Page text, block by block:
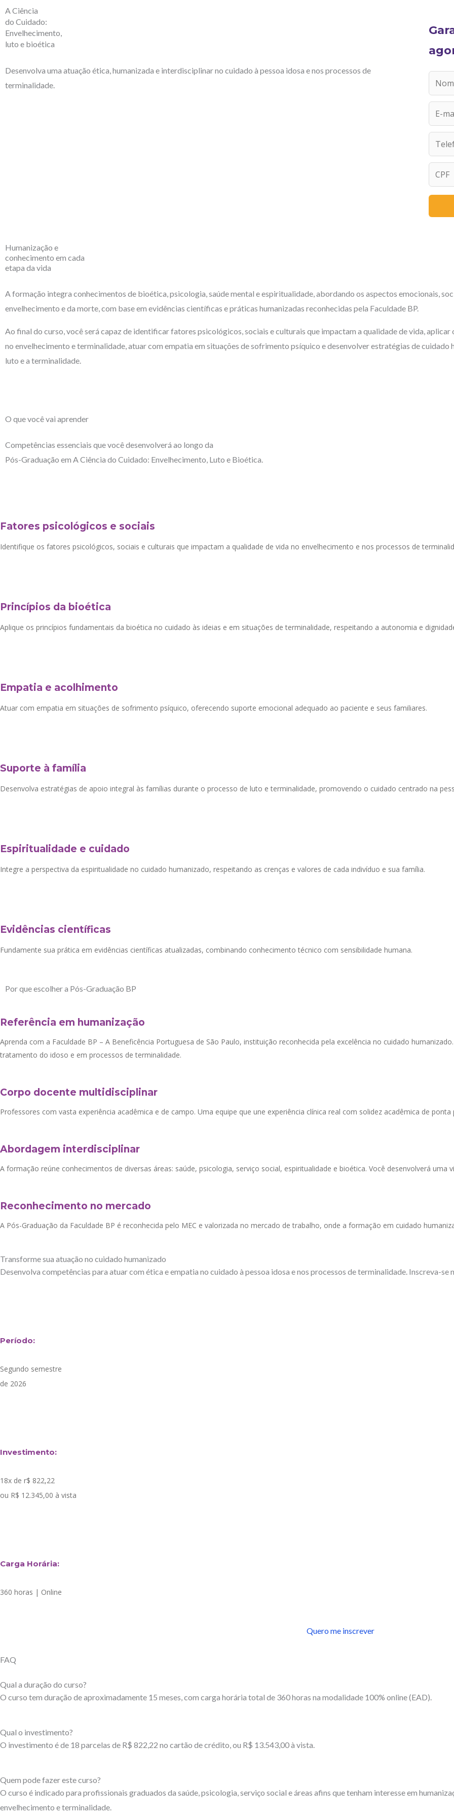
A Ciência
do Cuidado:
Envelhecimento,
luto e bioética
Desenvolva uma atuação ética, humanizada e interdisciplinar no cuidado à pessoa idosa e nos processos de
terminalidade.
Humanização e
conhecimento em cada
etapa da vida
A formação integra conhecimentos de bioética, psicologia, saúde mental e espiritualidade, abordando os aspectos emocionais,
envelhecimento e da morte, com base em evidências científicas e práticas humanizadas reconhecidas pela Faculdade BP.
Ao final do curso, você será capaz de identificar fatores psicológicos, sociais e culturais que impactam a qualidade de vida,
no envelhecimento e terminalidade, atuar com empatia em situações de sofrimento psíquico e desenvolver estratégias de cuidado
luto e a terminalidade.
O que você vai aprender
Competências essenciais que você desenvolverá ao longo da
Pós-Graduação em A Ciência do Cuidado: Envelhecimento, Luto e Bioética.
Fatores psicológicos e sociais
Identifique os fatores psicológicos, sociais e culturais que impactam a qualidade de vida no envelhecimento e nos processos de
Princípios da bioética
Aplique os princípios fundamentais da bioética no cuidado às ideias e em situações de terminalidade, respeitando a autonomia e
Empatia e acolhimento
Atuar com empatia em situações de sofrimento psíquico, oferecendo suporte emocional adequado ao paciente e seus familiares.
Suporte à família
Desenvolva estratégias de apoio integral às famílias durante o processo de luto e terminalidade, promovendo o cuidado centrado na
Espiritualidade e cuidado
Integre a perspectiva da espiritualidade no cuidado humanizado, respeitando as crenças e valores de cada indivíduo e sua família.
Evidências científicas
Fundamente sua prática em evidências científicas atualizadas, combinando conhecimento técnico com sensibilidade humana.
Por que escolher a Pós-Graduação BP
Referência em humanização
Aprenda com a Faculdade BP – A Beneficência Portuguesa de São Paulo, instituição reconhecida pela excelência no cuidado
tratamento do idoso e em processos de terminalidade.
Corpo docente multidisciplinar
Professores com vasta experiência acadêmica e de campo. Uma equipe que une experiência clínica real com solidez acadêmica de
Abordagem interdisciplinar
A formação reúne conhecimentos de diversas áreas: saúde, psicologia, serviço social, espiritualidade e bioética. Você desenvolverá uma
Reconhecimento no mercado
A Pós-Graduação da Faculdade BP é reconhecida pelo MEC e valorizada no mercado de trabalho, onde a formação em cuidado
Transforme sua atuação no cuidado humanizado
Desenvolva competências para atuar com ética e empatia no cuidado à pessoa idosa e nos processos de terminalidade. Inscreva-
Período:
Segundo semestre
de 2026
Investimento:
18x de r$ 822,22
ou R$ 12.345,00 à vista
Carga Horária:
360 horas | Online
Quero me inscrever
FAQ
Qual a duração do curso?
O curso tem duração de aproximadamente 15 meses, com carga horária total de 360 horas na modalidade 100% online (EAD).
Qual o investimento?
O investimento é de 18 parcelas de R$ 822,22 no cartão de crédito, ou R$ 13.543,00 à vista.
Quem pode fazer este curso?
O curso é indicado para profissionais graduados da saúde, psicologia, serviço social e áreas afins que tenham interesse em
envelhecimento e terminalidade.